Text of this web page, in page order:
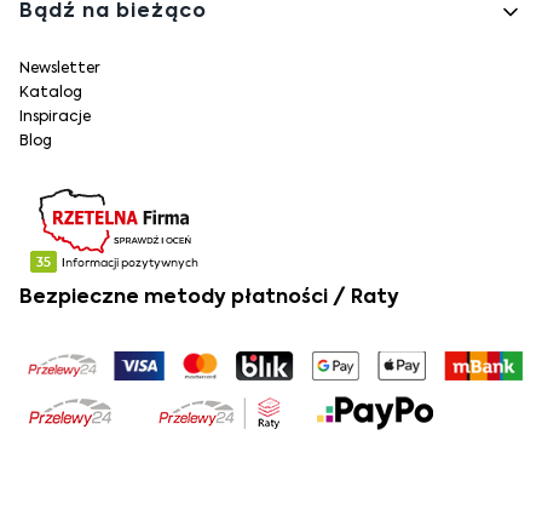
Bądź na bieżąco
Newsletter
Katalog
Inspiracje
Blog
Bezpieczne metody płatności / Raty